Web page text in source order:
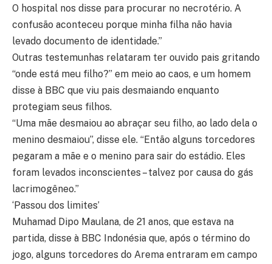
O hospital nos disse para procurar no necrotério. A
confusão aconteceu porque minha filha não havia
levado documento de identidade.”
Outras testemunhas relataram ter ouvido pais gritando
“onde está meu filho?” em meio ao caos, e um homem
disse à BBC que viu pais desmaiando enquanto
protegiam seus filhos.
“Uma mãe desmaiou ao abraçar seu filho, ao lado dela o
menino desmaiou”, disse ele. “Então alguns torcedores
pegaram a mãe e o menino para sair do estádio. Eles
foram levados inconscientes – talvez por causa do gás
lacrimogêneo.”
‘Passou dos limites’
Muhamad Dipo Maulana, de 21 anos, que estava na
partida, disse à BBC Indonésia que, após o término do
jogo, alguns torcedores do Arema entraram em campo